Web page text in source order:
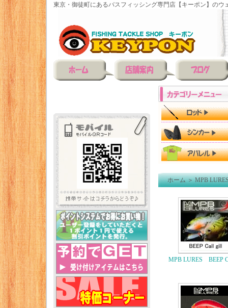
東京・御徒町にあるバスフィッシング専門店【キーポン】のウ
ホーム＞MPB
MPB LURES BEEP